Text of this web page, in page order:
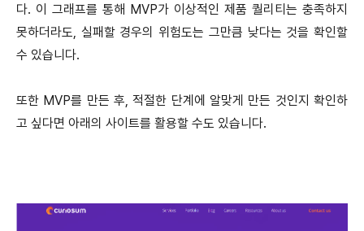
다. 이 그래프를 통해 MVP가 이상적인 제품 퀄리티는 충족하지
못하더라도, 실패할 경우의 위험도는 그만큼 낮다는 것을 확인할
수 있습니다.
또한 MVP를 만든 후, 적절한 단계에 알맞게 만든 것인지 확인하
고 싶다면 아래의 사이트를 활용할 수도 있습니다.